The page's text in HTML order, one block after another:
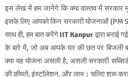
इस लेख में हम जानेंगे कि क्या वास्तव में सरकार
इसके लिए आपको किन सरकारी योजनाओं (PM
साथ ही, हम बात करेंगे IIT Kanpurद्वारा बनाई
के बारे में, जो अब आपके घर की छत पर बिजली
क्या यह योजना असली है, असली सरकारी
की कीमतें, इंस्टॉलेशन, और लाभ। चलिए शुरू